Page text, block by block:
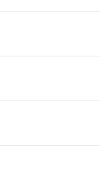
stellen von Zeit zu Zeit
Einige der gezeigten